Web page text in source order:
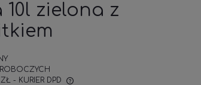
10l zielona z
- KURIER DPD